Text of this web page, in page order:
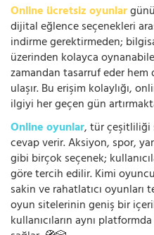
Online ücretsiz oyunlar
dijital eğlence seçenekleri
indirme gerektirmeden;
üzerinden kolayca
zamandan tasarruf eder hem
ulaşır. Bu erişim kolaylığı,
ilgiyi her geçen gün
Online oyunlar, tür çeşitliliği
cevap verir. Aksiyon, spor,
gibi birçok seçenek;
göre tercih edilir. Kimi
sakin ve rahatlatıcı
oyun sitelerinin geniş bir
kullanıcıların aynı